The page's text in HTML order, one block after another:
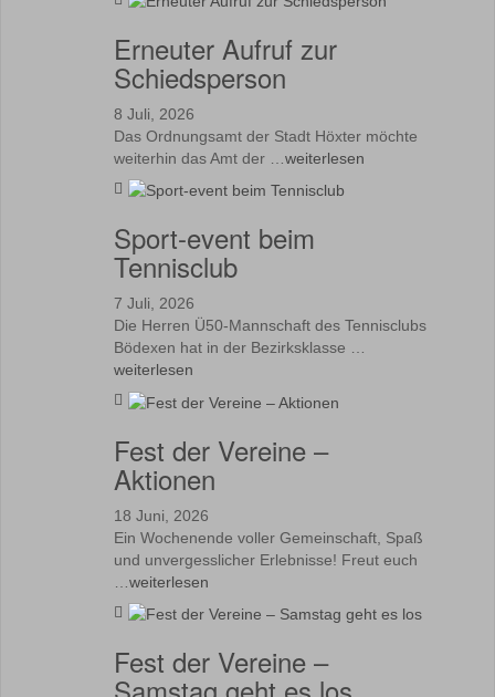
Erneuter Aufruf zur
Schiedsperson
8 Juli, 2026
Das Ordnungsamt der Stadt Höxter möchte
weiterhin das Amt der … weiterlesen
Sport-event beim
Tennisclub
7 Juli, 2026
Die Herren Ü50-Mannschaft des Tennisclubs
Bödexen hat in der Bezirksklasse …
weiterlesen
Fest der Vereine –
Aktionen
18 Juni, 2026
Ein Wochenende voller Gemeinschaft, Spaß
und unvergesslicher Erlebnisse! Freut euch
weiterlesen
Fest der Vereine –